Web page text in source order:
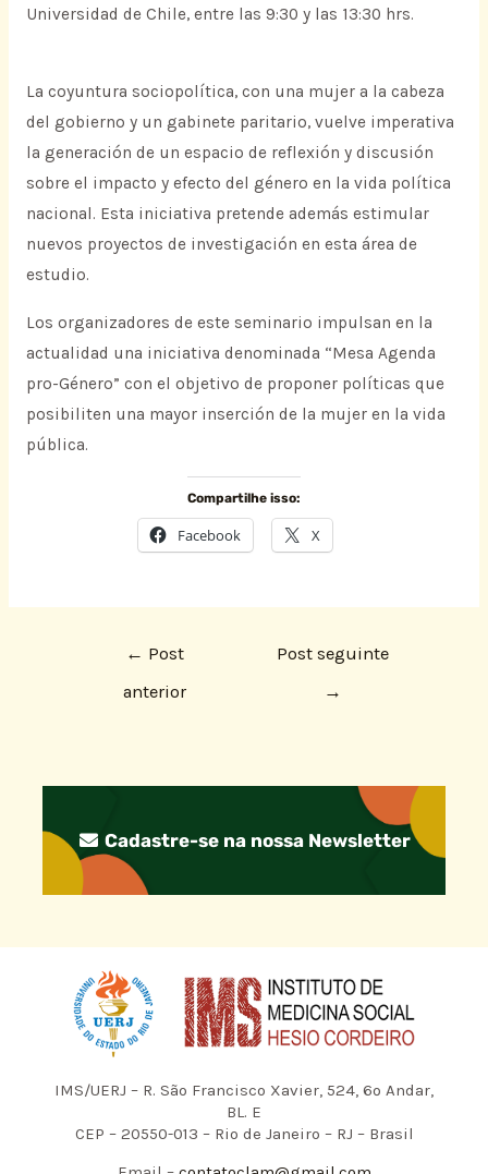
Universidad de Chile, entre las 9:30 y las 13:30 hrs.
La coyuntura sociopolítica, con una mujer a la cabeza
del gobierno y un gabinete paritario, vuelve imperativa
la generación de un espacio de reflexión y discusión
sobre el impacto y efecto del género en la vida política
nacional. Esta iniciativa pretende además estimular
nuevos proyectos de investigación en esta área de
estudio.
Los organizadores de este seminario impulsan en la
actualidad una iniciativa denominada “Mesa Agenda
pro-Género” con el objetivo de proponer políticas que
posibiliten una mayor inserción de la mujer en la vida
pública.
Compartilhe isso:
Facebook X
← Post
anterior
Post seguinte
→
Cadastre-se na nossa Newsletter
IMS/UERJ – R. São Francisco Xavier, 524, 6º Andar,
BL. E
CEP – 20550-013 – Rio de Janeiro – RJ – Brasil